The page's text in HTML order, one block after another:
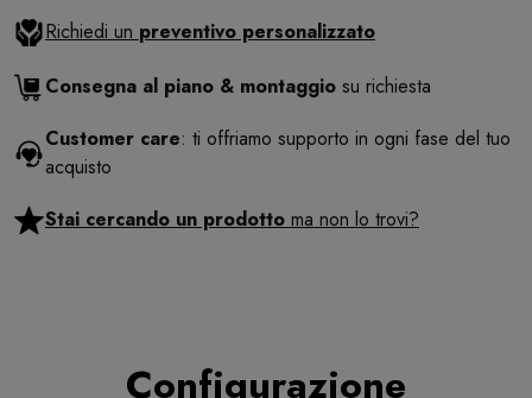
Richiedi un preventivo personalizzato
Consegna al piano & montaggio su richiesta
Customer care: ti offriamo supporto in ogni fase del tuo
acquisto
Stai cercando un prodotto ma non lo trovi?
Configurazione